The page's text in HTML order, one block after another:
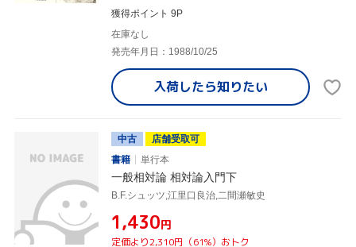
獲得ポイント 9P
在庫なし
発売年月日：1988/10/25
入荷したら知りたい
中古
店舗受取可
書籍
単行本
一般相対論 相対論入門下
B.F.シュッツ,江里口良治,二間瀬敏史
¥1,430円
定価より2,310円（61%）おトク